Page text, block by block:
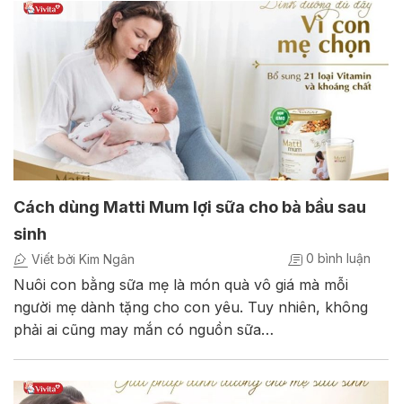
Cách dùng Matti Mum lợi sữa cho bà bầu sau
sinh
Viết bởi Kim Ngân 0 bình luận
Nuôi con bằng sữa mẹ là món quà vô giá mà mỗi
người mẹ dành tặng cho con yêu. Tuy nhiên, không
phải ai cũng may mắn có nguồn sữa…